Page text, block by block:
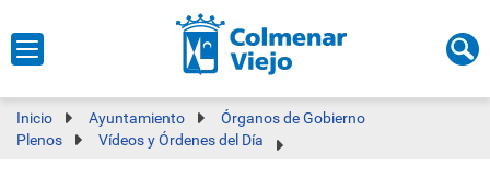
Inicio Ayuntamiento
Órganos de Gobierno
Plenos
Vídeos y Órdenes del Día